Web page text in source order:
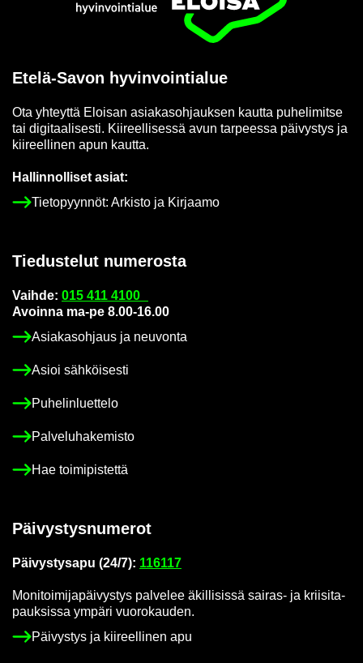
Etusi­vu
Etelä-​Savon hy­vin­voin­tia­lue
Ota yh­teyt­tä Eloi­san asia­kas­oh­jauk­sen kaut­ta pu­he­li­mit­se
tai di­gi­taa­li­ses­ti. Kii­reel­li­ses­sä avun tar­pees­sa päi­vys­tys ja
kii­reel­li­nen apun kaut­ta.
Hal­lin­nol­li­set asiat:
Tie­to­pyyn­nöt: Ar­kis­to ja Kir­jaa­mo
Tie­dus­te­lut nu­me­ros­ta
Vaih­de: 015 411 4100
Avoin­na ma-pe 8.00-16.00
Asia­kas­oh­jaus ja neu­von­ta
Asioi säh­köi­ses­ti
Pu­he­lin­luet­te­lo
Pal­ve­lu­ha­ke­mis­to
Hae toi­mi­pis­tet­tä
Päi­vys­tys­nu­me­rot
Päi­vys­tys­a­pu (24/7): 116117
Mo­ni­toi­mi­ja­päi­vys­tys pal­ve­lee äkil­li­sis­sä sairas-​ ja krii­si­ta­
pauk­sis­sa ym­pä­ri vuo­ro­kau­den.
Päi­vys­tys ja kii­reel­li­nen apu